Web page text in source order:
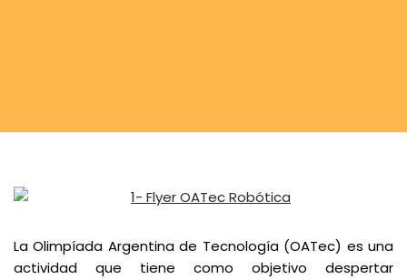
La Olimpíada Argentina de Tecnología (OATec) es una
actividad que tiene como objetivo despertar